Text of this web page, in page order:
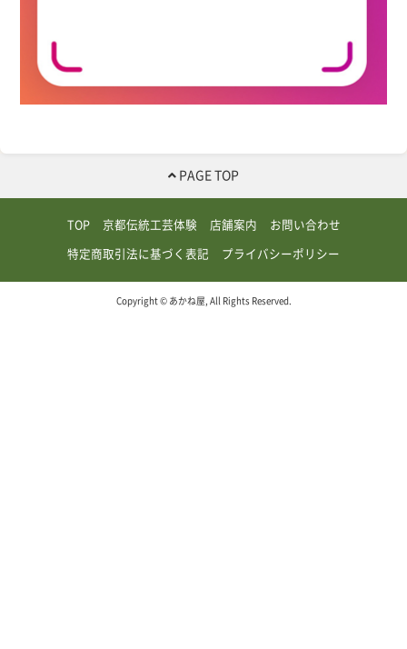
PAGE TOP
TOP 京都伝統工芸体験 店舗案内 お問い合わせ
特定商取引法に基づく表記 プライバシーポリシー
Copyright © あかね屋, All Rights Reserved.